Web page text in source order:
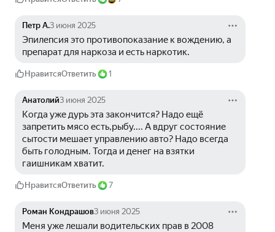
Петр А.3 июня 2025
Эпилепсия это противопоказание к вождению, а
препарат для наркоза и есть наркотик.
НравитсяОтветить 1
Анатолий3 июня 2025
Когда уже дурь эта закончится? Надо ещё
запретить мясо есть,рыбу.... А вдруг состояние
сытости мешает управлению авто? Надо всегда
быть голодным. Тогда и денег на взятки
гаишникам хватит.
НравитсяОтветить 7
Роман Кондрашов3 июня 2025
Меня уже лешали водительских прав в 2008